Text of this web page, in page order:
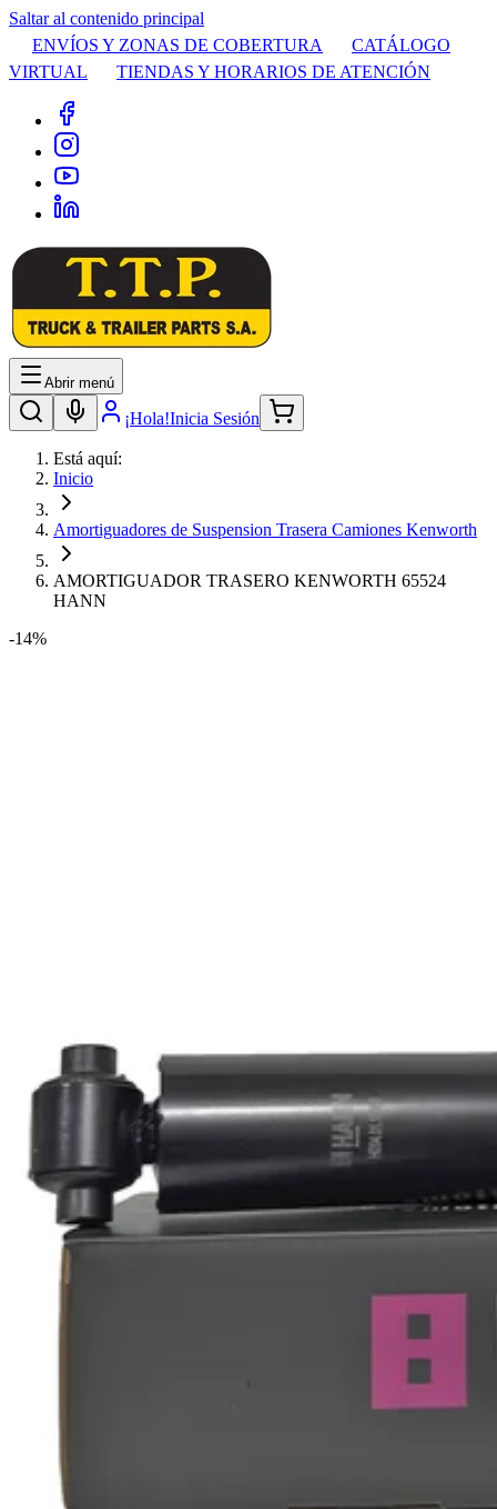
Saltar al contenido principal
ENVÍOS Y ZONAS DE COBERTURA
CATÁLOGO
VIRTUAL
TIENDAS Y HORARIOS DE ATENCIÓN
Abrir menú
¡Hola!Inicia Sesión
Está aquí:
Inicio
Amortiguadores de Suspension Trasera Camiones Kenworth
AMORTIGUADOR TRASERO KENWORTH 65524
HANN
-14%